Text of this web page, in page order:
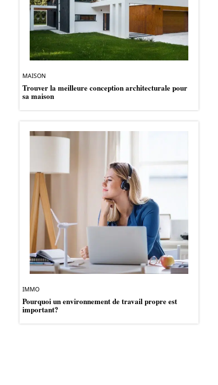
MAISON
Trouver la meilleure conception architecturale pour
sa maison
IMMO
Pourquoi un environnement de travail propre est
important?